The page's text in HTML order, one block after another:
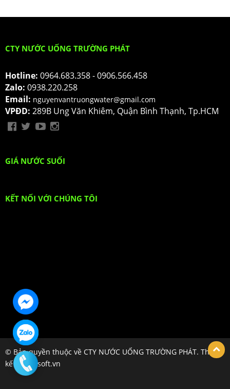
CTY NƯỚC UỐNG TRƯỜNG PHÁT
Hotline: 0964.683.358 - 0906.566.458
Zalo: 0938.220.258
Email: nguyenvantruongwater@gmail.com
VPĐD: 289B Ung Văn Khiêm, Quận Bình Thạnh, Tp.HCM
GIÁ NƯỚC SUỐI
KẾT NỐI VỚI CHÚNG TÔI
© Bản quyền thuộc về CTY NƯỚC UỐNG TRƯỜNG PHÁT. Thiết
kế bởi hpsoft.vn